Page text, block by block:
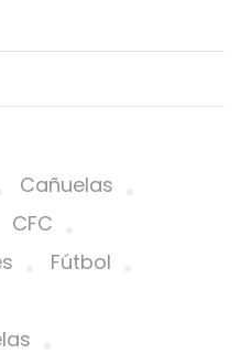
Cañuelas
CFC
Fútbol